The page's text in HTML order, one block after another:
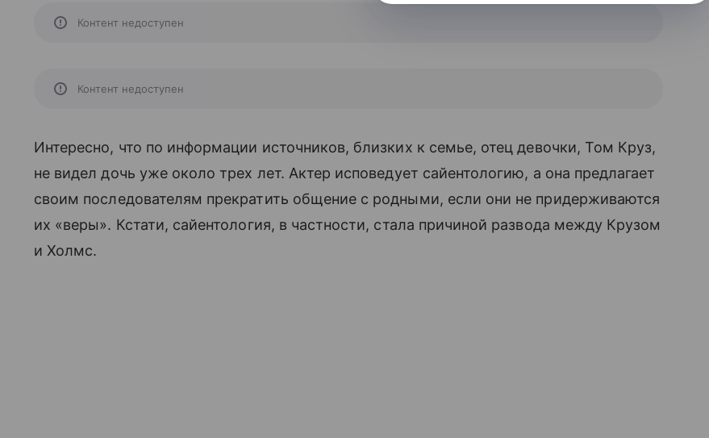
Контент недоступен
Контент недоступен
Интересно, что по информации источников, близких к семье, отец девочки, Том Круз,
не видел дочь уже около трех лет. Актер исповедует сайентологию, а она предлагает
своим последователям прекратить общение с родными, если они не придерживаются
их «веры». Кстати, сайентология, в частности, стала причиной развода между Крузом
и Холмс.